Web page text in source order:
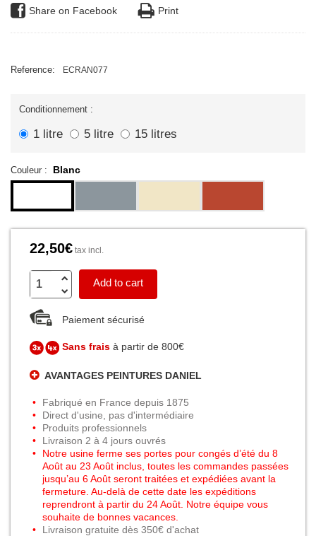
Share on Facebook Print
Reference: ECRAN077
Conditionnement :
1 litre 5 litre 15 litres
Couleur : Blanc
22,50€ tax incl.
Add to cart
Paiement sécurisé
Sans fraisà partir de 800€
AVANTAGES PEINTURES DANIEL
Fabriqué en France depuis 1875
Direct d'usine, pas d'intermédiaire
Produits professionnels
Livraison 2 à 4 jours ouvrés
Notre usine ferme ses portes pour congés d’été du 8
Août au 23 Août inclus, toutes les commandes passées
jusqu’au 6 Août seront traitées et expédiées avant la
fermeture. Au-delà de cette date les expéditions
reprendront à partir du 24 Août. Notre équipe vous
souhaite de bonnes vacances.
Livraison gratuite dès 350€ d'achat